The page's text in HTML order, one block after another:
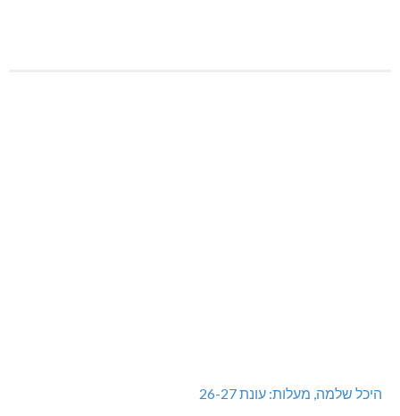
היכל שלמה, מעלות: עונת 26-27